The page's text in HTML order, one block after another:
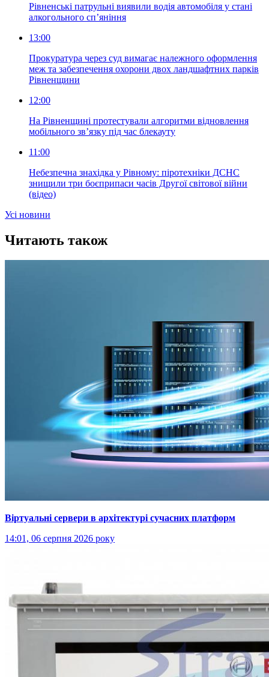
Рівненські патрульні виявили водія автомобіля у стані
алкогольного сп’яніння
13:00
Прокуратура через суд вимагає належного оформлення
меж та забезпечення охорони двох ландшафтних парків
Рівненщини
12:00
На Рівненщині протестували алгоритми відновлення
мобільного зв’язку під час блекауту
11:00
Небезпечна знахідка у Рівному: піротехніки ДСНС
знищили три боєприпаси часів Другої світової війни
(відео)
Усi новини
Читають також
Віртуальні сервери в архітектурі сучасних платформ
14:01, 06 серпня 2026 року